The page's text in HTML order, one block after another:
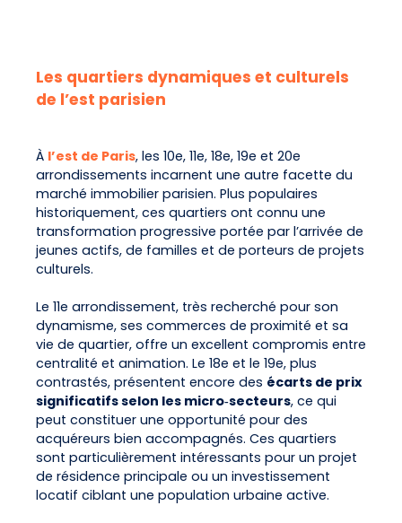
Les quartiers dynamiques et culturels
de l’est parisien
À l’est de Paris, les 10e, 11e, 18e, 19e et 20e
arrondissements incarnent une autre facette du
marché immobilier parisien. Plus populaires
historiquement, ces quartiers ont connu une
transformation progressive portée par l’arrivée de
jeunes actifs, de familles et de porteurs de projets
culturels.
Le 11e arrondissement, très recherché pour son
dynamisme, ses commerces de proximité et sa
vie de quartier, offre un excellent compromis entre
centralité et animation. Le 18e et le 19e, plus
contrastés, présentent encore des écarts de prix
significatifs selon les micro‑secteurs, ce qui
peut constituer une opportunité pour des
acquéreurs bien accompagnés. Ces quartiers
sont particulièrement intéressants pour un projet
de résidence principale ou un investissement
locatif ciblant une population urbaine active.